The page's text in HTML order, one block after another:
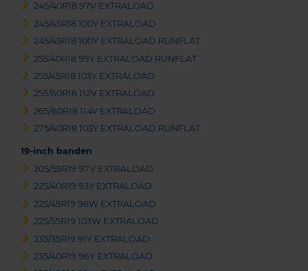
245/40R18 97V EXTRALOAD
245/45R18 100Y EXTRALOAD
245/45R18 100Y EXTRALOAD RUNFLAT
255/40R18 99Y EXTRALOAD RUNFLAT
255/45R18 103Y EXTRALOAD
255/60R18 112V EXTRALOAD
265/60R18 114V EXTRALOAD
275/40R18 103Y EXTRALOAD RUNFLAT
19-inch banden
205/55R19 97V EXTRALOAD
225/40R19 93Y EXTRALOAD
225/45R19 96W EXTRALOAD
225/55R19 103W EXTRALOAD
235/35R19 91Y EXTRALOAD
235/40R19 96Y EXTRALOAD